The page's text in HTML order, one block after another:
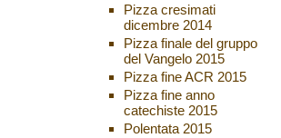
Pizza cresimati
dicembre 2014
Pizza finale del gruppo
del Vangelo 2015
Pizza fine ACR 2015
Pizza fine anno
catechiste 2015
Polentata 2015